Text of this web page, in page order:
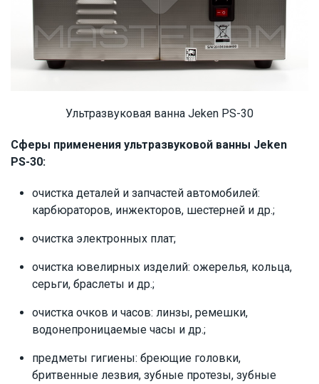
Ультразвуковая ванна Jeken PS-30
Сферы применения ультразвуковой ванны Jeken
PS-30:
очистка деталей и запчастей автомобилей:
карбюраторов, инжекторов, шестерней и др.;
очистка электронных плат;
очистка ювелирных изделий: ожерелья, кольца,
серьги, браслеты и др.;
очистка очков и часов: линзы, ремешки,
водонепроницаемые часы и др.;
предметы гигиены: бреющие головки,
бритвенные лезвия, зубные протезы, зубные